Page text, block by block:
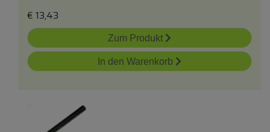
€ 13,43
Zum Produkt
In den Warenkorb